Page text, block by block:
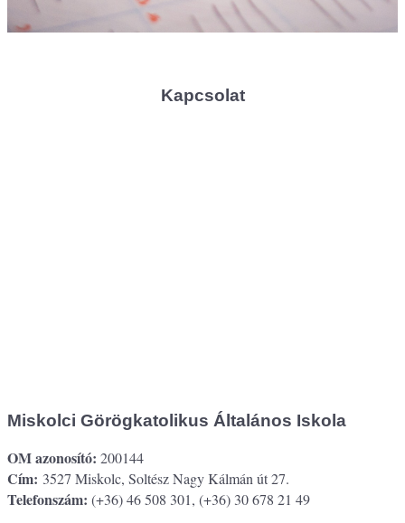
Kapcsolat
Miskolci Görögkatolikus Általános Iskola
OM azonosító: 200144
Cím: 3527 Miskolc, Soltész Nagy Kálmán út 27.
Telefonszám: (+36) 46 508 301, (+36) 30 678 21 49